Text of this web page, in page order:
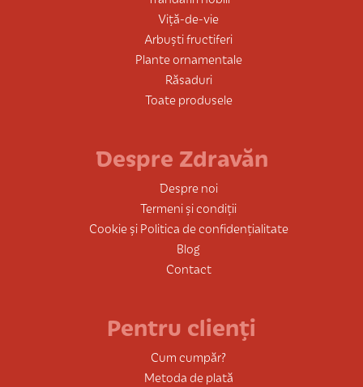
Viță-de-vie
Arbuști fructiferi
Plante ornamentale
Răsaduri
Toate produsele
Despre Zdravăn
Despre noi
Termeni și condiții
Cookie și Politica de confidențialitate
Blog
Contact
Pentru clienți
Cum cumpăr?
Metoda de plată